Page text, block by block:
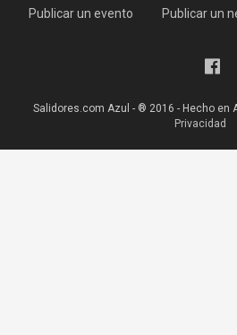
Publicar un evento Publicar un
Salidores.com Azul - ® 2016 - Hecho en
Privacidad